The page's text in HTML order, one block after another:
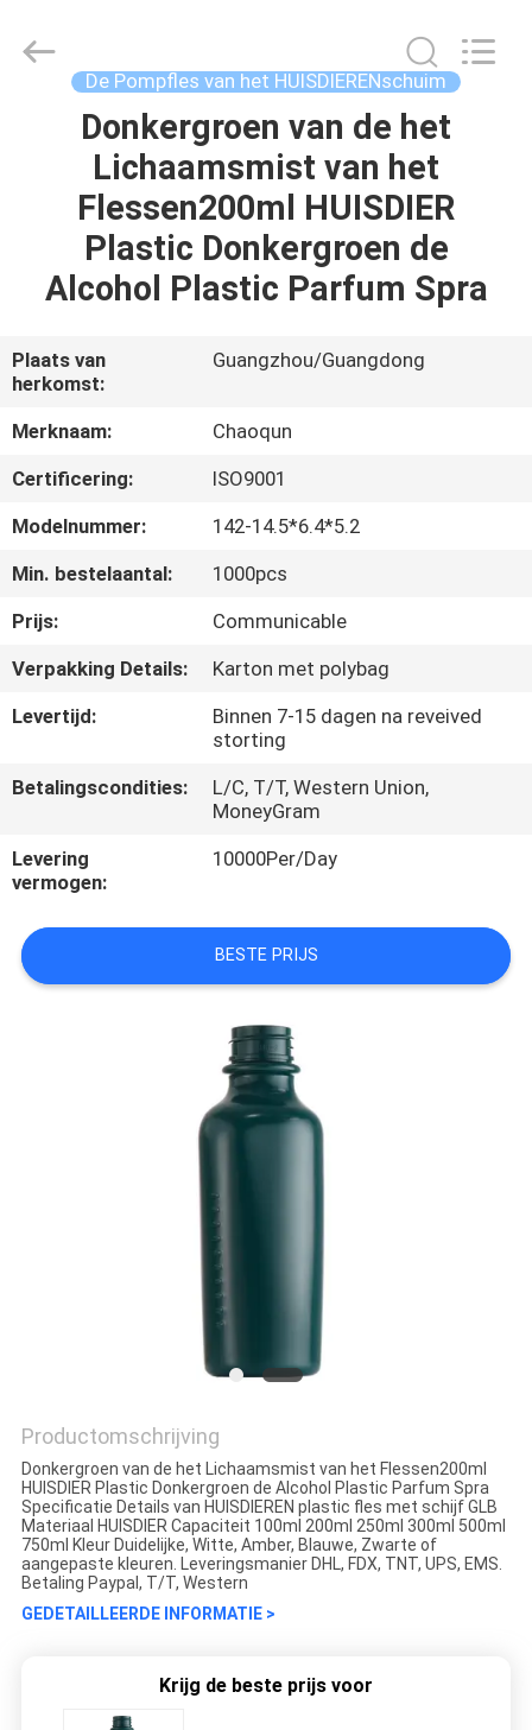
PRODUCTEN
ONGEVEER
FABRIEKSREIS
KWALITEITSCONTROLE
CONTACTEER
ONS
NIEUWS
GEVALLEN
De Pompfles van het HUISDIERENschuim
Donkergroen van de het
Lichaamsmist van het
Flessen200ml HUISDIER
Plastic Donkergroen de
Alcohol Plastic Parfum Spra
Plaats van
herkomst:
Guangzhou/Guangdong
Merknaam:
Chaoqun
Certificering:
ISO9001
Modelnummer:
142-14.5*6.4*5.2
Min. bestelaantal:
1000pcs
Prijs:
Communicable
Verpakking Details:
Karton met polybag
Levertijd:
Binnen 7-15 dagen na reveived
storting
Betalingscondities:
L/C, T/T, Western Union,
MoneyGram
Levering
vermogen:
10000Per/Day
BESTE PRIJS
Productomschrijving
Donkergroen van de het Lichaamsmist van het Flessen200ml
HUISDIER Plastic Donkergroen de Alcohol Plastic Parfum Spra
Specificatie Details van HUISDIEREN plastic fles met schijf GLB
Materiaal HUISDIER Capaciteit 100ml 200ml 250ml 300ml 500ml
750ml Kleur Duidelijke, Witte, Amber, Blauwe, Zwarte of
aangepaste kleuren. Leveringsmanier DHL, FDX, TNT, UPS, EMS.
Betaling Paypal, T/T, Western
GEDETAILLEERDE INFORMATIE >
Krijg de beste prijs voor